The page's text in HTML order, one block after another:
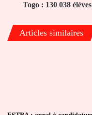
Togo : 130 038
Articles similaires